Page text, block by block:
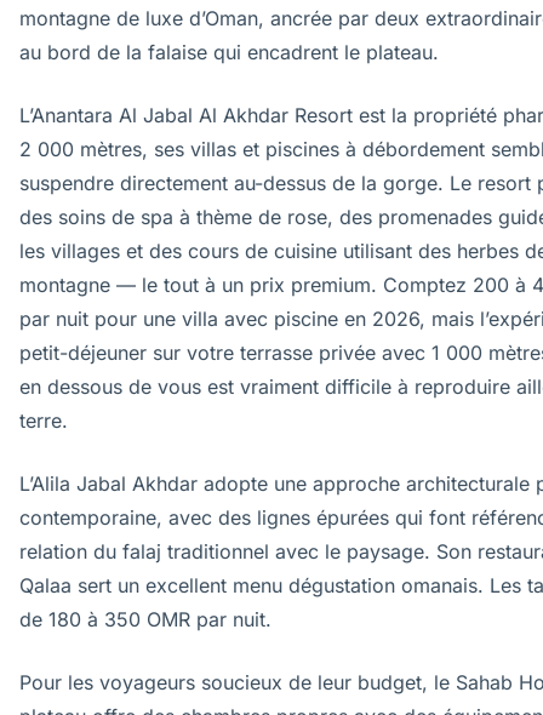
montagne de luxe d’Oman, ancrée par deux
au bord de la falaise qui encadrent le plateau.
L’Anantara Al Jabal Al Akhdar Resort est la propriété
2 000 mètres, ses villas et piscines à débordement
suspendre directement au-dessus de la gorge. Le resort
des soins de spa à thème de rose, des promenades
les villages et des cours de cuisine utilisant des herbes
montagne — le tout à un prix premium. Comptez 200 à
par nuit pour une villa avec piscine en 2026, mais
petit-déjeuner sur votre terrasse privée avec 1 000
en dessous de vous est vraiment difficile à reproduire
terre.
L’Alila Jabal Akhdar adopte une approche architecturale
contemporaine, avec des lignes épurées qui font
relation du falaj traditionnel avec le paysage. Son
Qalaa sert un excellent menu dégustation omanais. Les
de 180 à 350 OMR par nuit.
Pour les voyageurs soucieux de leur budget, le Sahab